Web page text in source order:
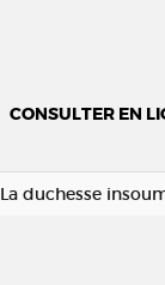
CONSULTER EN
La duchesse